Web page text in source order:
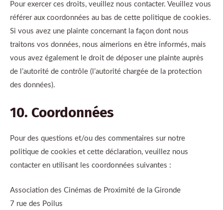
Pour exercer ces droits, veuillez nous contacter. Veuillez vous
référer aux coordonnées au bas de cette politique de cookies.
Si vous avez une plainte concernant la façon dont nous
traitons vos données, nous aimerions en être informés, mais
vous avez également le droit de déposer une plainte auprès
de l’autorité de contrôle (l’autorité chargée de la protection
des données).
10. Coordonnées
Pour des questions et/ou des commentaires sur notre
politique de cookies et cette déclaration, veuillez nous
contacter en utilisant les coordonnées suivantes :
Association des Cinémas de Proximité de la Gironde
7 rue des Poilus